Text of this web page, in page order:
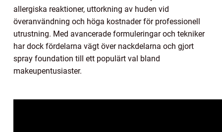
allergiska reaktioner, uttorkning av huden vid
överanvändning och höga kostnader för professionell
utrustning. Med avancerade formuleringar och tekniker
har dock fördelarna vägt över nackdelarna och gjort
spray foundation till ett populärt val bland
makeupentusiaster.